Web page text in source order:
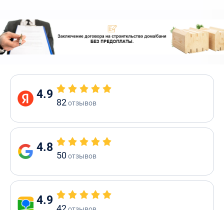
4.9
82отзывов
4.8
50отзывов
4.9